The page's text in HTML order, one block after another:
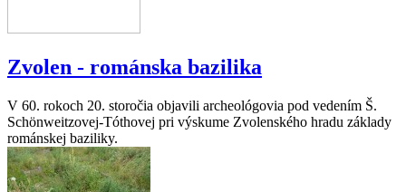
Zvolen - románska bazilika
V 60. rokoch 20. storočia objavili archeológovia pod vedením Š.
Schönweitzovej-Tóthovej pri výskume Zvolenského hradu základy
románskej baziliky.